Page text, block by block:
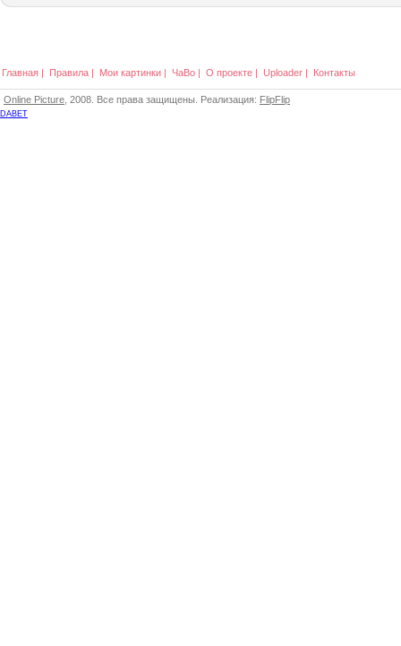
Главная | Правила | Мои картинки | ЧаВо | О проекте | Uploader | Контакты
Online Picture , 2008. Все права защищены. Реализация: FlipFlip
DABET